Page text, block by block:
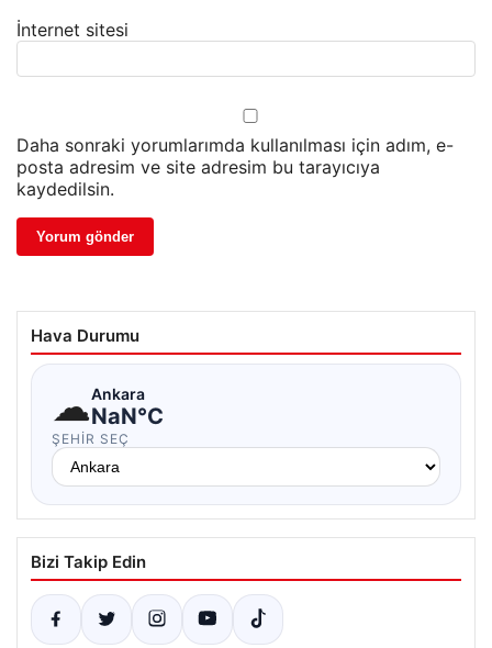
İnternet sitesi
Daha sonraki yorumlarımda kullanılması için adım, e-
posta adresim ve site adresim bu tarayıcıya
kaydedilsin.
Hava Durumu
☁Ankara
NaN°C
ŞEHIR SEÇ
Bizi Takip Edin